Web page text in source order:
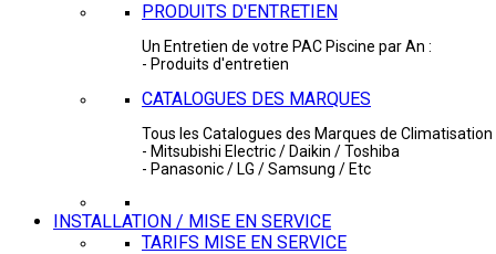
PRODUITS D'ENTRETIEN
Un Entretien de votre PAC Piscine par An :
- Produits d'entretien
CATALOGUES DES MARQUES
Tous les Catalogues des Marques de Climatisation
- Mitsubishi Electric / Daikin / Toshiba
- Panasonic / LG / Samsung / Etc
INSTALLATION / MISE EN SERVICE
TARIFS MISE EN SERVICE